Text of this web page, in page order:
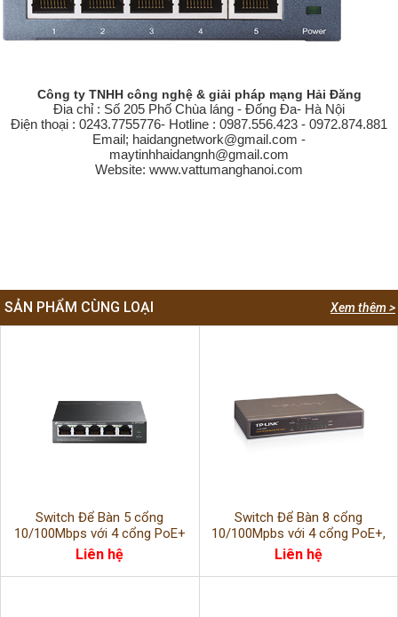
Công ty TNHH công nghệ & giải pháp mạng Hải Đăng
Đia chỉ : Số 205 Phố Chùa láng - Đống Đa- Hà Nội
Điện thoại : 0243.7755776- Hotline : 0987.556.423 - 0972.874.881
Email; haidangnetwork@gmail.com -
maytinhhaidangnh@gmail.com
Website: www.vattumanghanoi.com
Xem thêm >
SẢN PHẨM CÙNG LOẠI
Switch Để Bàn 5 cổng
10/100Mbps với 4 cổng PoE+
(TL-SF1005P)
Liên hệ
Switch Để Bàn 8 cổng
10/100Mpbs với 4 cổng PoE+,
Switch chia mạng 8 cổng
Liên hệ